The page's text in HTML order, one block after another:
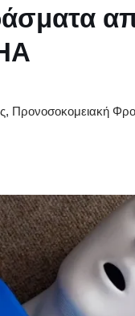
, Προνοσοκομειακή